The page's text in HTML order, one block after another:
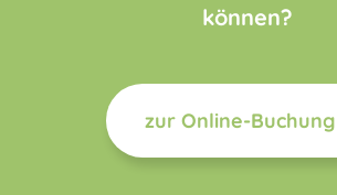
können?
zur Online-Buchung